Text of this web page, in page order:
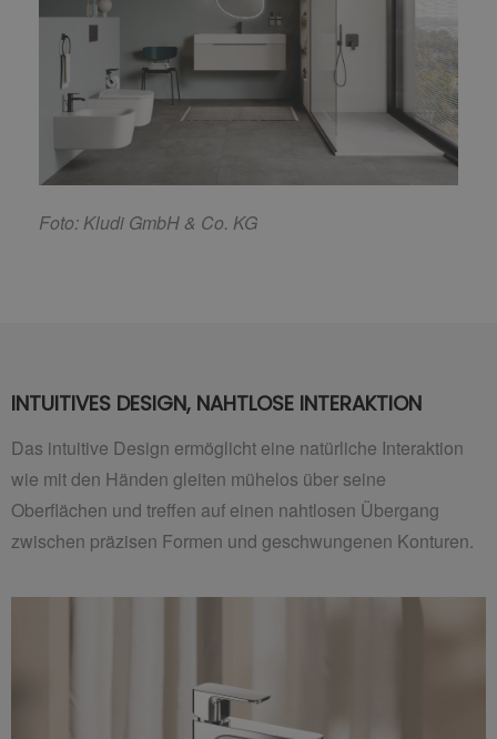
Foto: Kludi GmbH & Co. KG
INTUITIVES DESIGN, NAHTLOSE INTERAKTION
Das intuitive Design ermöglicht eine natürliche Interaktion
wie mit den Händen gleiten mühelos über seine
Oberflächen und treffen auf einen nahtlosen Übergang
zwischen präzisen Formen und geschwungenen Konturen.